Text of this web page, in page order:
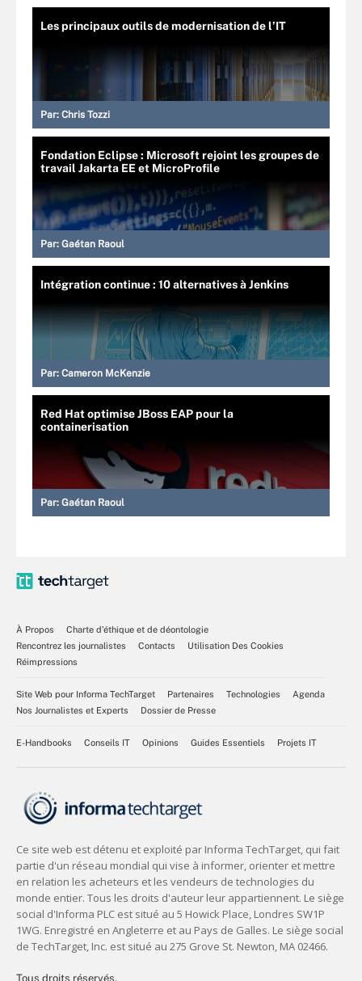
Les principaux outils de modernisation de l’IT
Par: Chris Tozzi
Fondation Eclipse : Microsoft rejoint les groupes de
travail Jakarta EE et MicroProfile
Par: Gaétan Raoul
Intégration continue : 10 alternatives à Jenkins
Par: Cameron McKenzie
Red Hat optimise JBoss EAP pour la
containerisation
Par: Gaétan Raoul
À Propos
Charte d’éthique et de déontologie
Rencontrez les journalistes
Contacts
Utilisation Des Cookies
Réimpressions
Site Web pour Informa TechTarget Partenaires Technologies
Agenda
Nos Journalistes et Experts
Dossier de Presse
E-Handbooks Conseils IT Opinions Guides Essentiels Projets IT
Tous droits réservés,